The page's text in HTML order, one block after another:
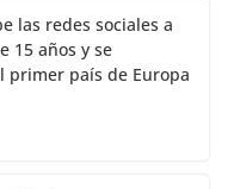
las redes sociales a
15 años y se
primer país de Europa